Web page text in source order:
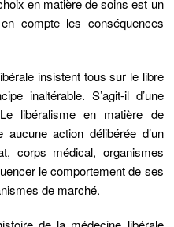
en matière de soins est un
compte les conséquences
insistent tous sur le libre
inaltérable. S’agit-il d’une
libéralisme en matière de
aucune action délibérée d’un
corps médical, organismes
le comportement de ses
de marché.